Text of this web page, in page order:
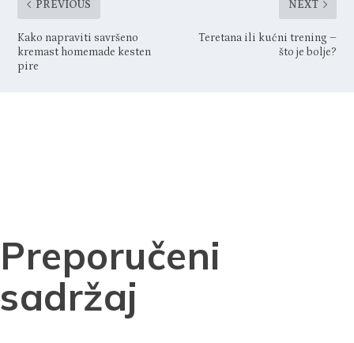
PREVIOUS
Kako napraviti savršeno
kremast homemade kesten
pire
NEXT
Teretana ili kućni trening –
što je bolje?
Preporučeni
sadržaj